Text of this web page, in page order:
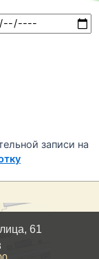
записи на